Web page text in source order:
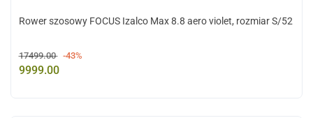
Rower szosowy FOCUS Izalco Max 8.8 aero violet, rozmiar S/52
17499.00 -43%
9999.00